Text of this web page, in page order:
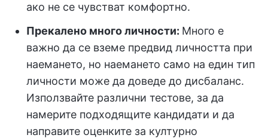
ако не се чувстват комфортно.
Прекалено много личности: Много е
важно да се вземе предвид личността при
наемането, но наемането само на един тип
личности може да доведе до дисбаланс.
Използвайте различни тестове, за да
намерите подходящите кандидати и да
направите оценките за културно